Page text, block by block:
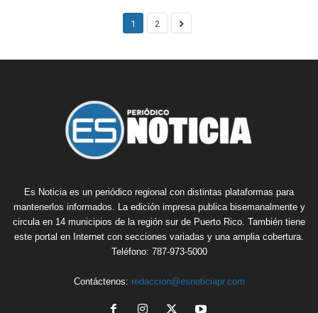
1 2
Es Noticia es un periódico regional con distintas plataformas para
mantenerlos informados. La edición impresa publica bisemanalmente y
circula en 14 municipios de la región sur de Puerto Rico. También tiene
este portal en Internet con secciones variadas y una amplia cobertura.
Teléfono: 787-973-5000
Contáctenos: redaccion@esnoticiapr.com